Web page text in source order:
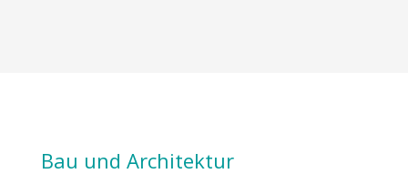
Bau und Architektur